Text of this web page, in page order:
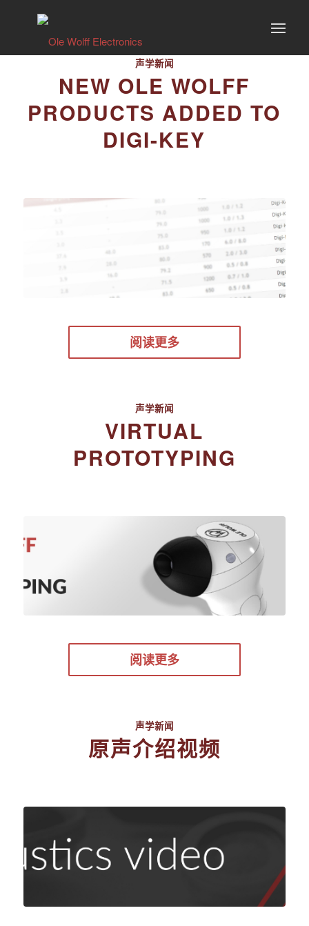
声学新闻
NEW OLE WOLFF
PRODUCTS ADDED TO
DIGI-KEY
阅读更多
声学新闻
VIRTUAL
PROTOTYPING
阅读更多
声学新闻
原声介绍视频